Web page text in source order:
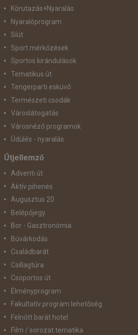
Körutazás+Nyaralás
Nyaralóprogram
Síút
Sport mérkőzések
Sportos kirándulások
Tematikus út
Tengerparti esküvő
Természeti csodák
Városlátogatás
Városnéző programok
Üdülés - nyaralás
Útjellemző
Adventi út
Aktív pihenés
Augusztus 20
Belépőjegy
Bor - Gasztronómia
Búvárkodás
Családbarát
Csillagtúra
Csoportos út
Élményprogram
Fakultatív program lehetőség
Felnőtt barát hotel
Film / sorozat tematika